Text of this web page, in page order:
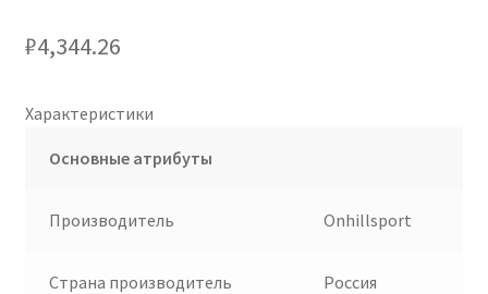
₽4,344.26
Характеристики
Основные атрибуты
Производитель Onhillsport
Страна производитель Россия